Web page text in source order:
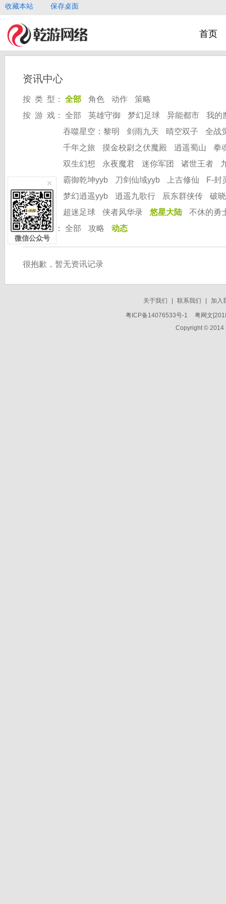
微信公众号
收藏本站 保存桌面
首页
资讯中心
按 类 型： 全部 角色 动作
策略
按 游 戏：
全部 英雄守御 梦幻足球 异能都市
我的
吞噬星空：黎明
剑雨九天 晴空双子
全战
千年之旅
摸金校尉之伏魔殿 逍遥蜀山
拳
双生幻想
永夜魔君 迷你军团 诸世王者
霸御乾坤yyb
刀剑仙域yyb 上古修仙
F-封
梦幻逍遥yyb
逍遥九歌行 辰东群侠传
破
超迷足球
侠者风华录 悠星大陆
不休的勇
按 分 类：
全部 攻略 动态
很抱歉，暂无资讯记录
关于我们 联系我们 加入
粤ICP备14076533号-1
粤网文
Copyright © 2014